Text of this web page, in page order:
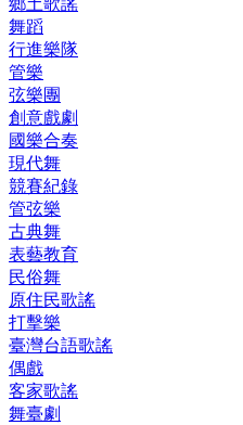
鄉土歌謠
舞蹈
行進樂隊
管樂
弦樂團
創意戲劇
國樂合奏
現代舞
競賽紀錄
管弦樂
古典舞
表藝教育
民俗舞
原住民歌謠
打擊樂
臺灣台語歌謠
偶戲
客家歌謠
舞臺劇